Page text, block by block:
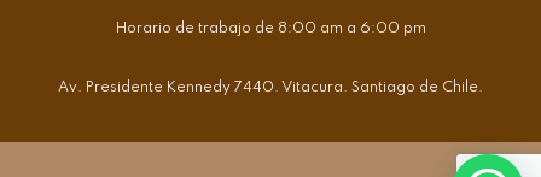
Horario de trabajo de 8:00 am a 6:00 pm
Av. Presidente Kennedy 7440. Vitacura. Santiago de Chile.